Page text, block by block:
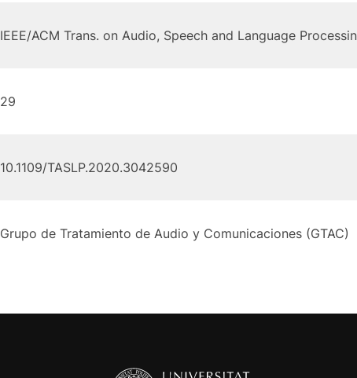
IEEE/ACM Trans. on Audio, Speech and Language
29
10.1109/TASLP.2020.3042590
Grupo de Tratamiento de Audio y Comunicaciones (GTAC)